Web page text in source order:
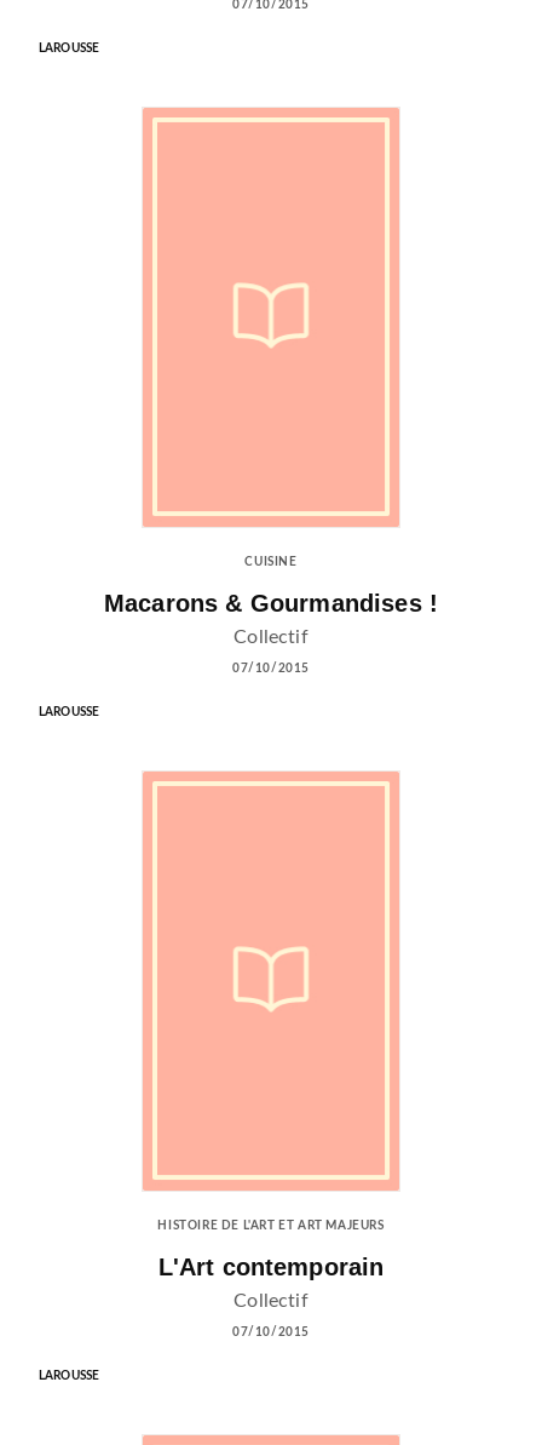
07/10/2015
LAROUSSE
CUISINE
Macarons & Gourmandises !
Collectif
07/10/2015
LAROUSSE
HISTOIRE DE L'ART ET ART MAJEURS
L'Art contemporain
Collectif
07/10/2015
LAROUSSE